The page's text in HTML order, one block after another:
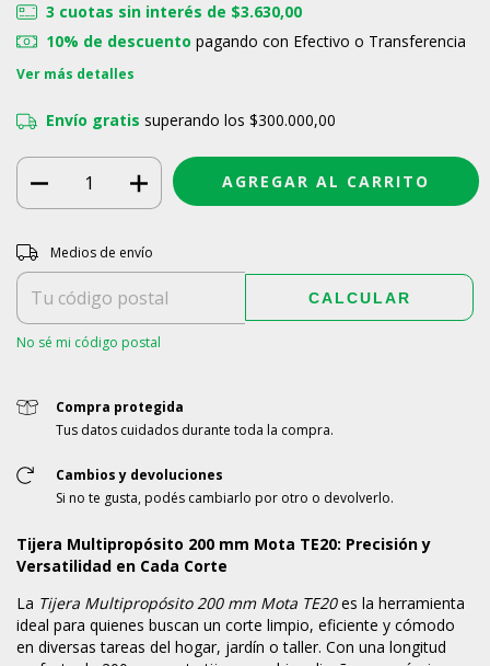
3 cuotas sin interés de $3.630,00
10% de descuento pagando con Efectivo o Transferencia
Ver más detalles
Envío gratis superando los $300.000,00
Entregas para el CP:
Medios de envío
CALCULAR
No sé mi código postal
Compra protegida
Tus datos cuidados durante toda la compra.
Cambios y devoluciones
Si no te gusta, podés cambiarlo por otro o devolverlo.
Tijera Multipropósito 200 mm Mota TE20: Precisión y
Versatilidad en Cada Corte
La Tijera Multipropósito 200 mm Mota TE20es la herramienta
ideal para quienes buscan un corte limpio, eficiente y cómodo
en diversas tareas del hogar, jardín o taller. Con una longitud